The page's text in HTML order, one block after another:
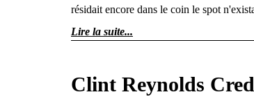
résidait encore dans le coin le spot
Lire la suite
Clint Reynolds